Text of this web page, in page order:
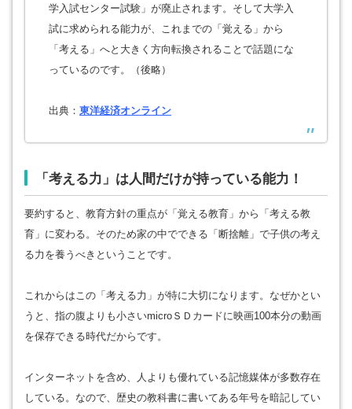
学入試センター試験」が廃止されます。そして大学入
試に求められる能力が、これまでの「覚える」から
「考える」へと大きく方向転換されることで話題にな
っているのです。（後略）
出典： 東洋経済オンライン
「考える力」は人間だけが持っている能力！
要約すると、教育方針の重点が「覚える教育」から「考える教
育」に変わる。そのため家の中でできる「断捨離」で子供の考え
る力を養うべきということです。
これからはこの「考える力」が特に大切になります。なぜかとい
うと、指の腹よりも小さいmicroＳＤカードに映画100本分の動画
を保存できる時代だからです。
インターネットを含め、人よりも優れている記憶媒体が多数存在
している。なので、歴史の教科書に書いてある年号を暗記してい